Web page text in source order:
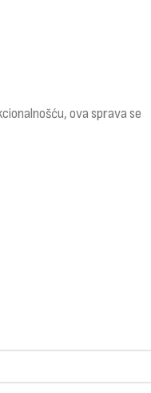
ova sprava se